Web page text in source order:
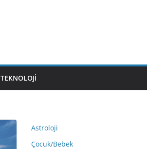
TEKNOLOJI
Astroloji
Çocuk/Bebek